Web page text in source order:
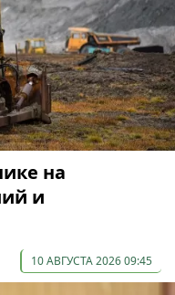
на
и
10 АВГУСТА 2026 09:45